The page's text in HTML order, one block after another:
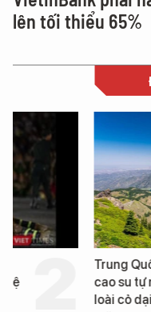
lên tối thiểu 65%
Trung Quốc phát hiện
cao su tự nhiên” từ một
loài cỏ dại mọc trên đất